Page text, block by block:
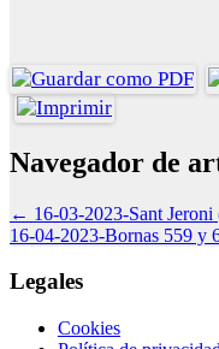
Navegador de
← 16-03-2023-Sant
16-04-2023-Bornas 559 y
Legales
Cookies